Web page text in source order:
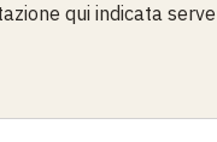
qui indicata